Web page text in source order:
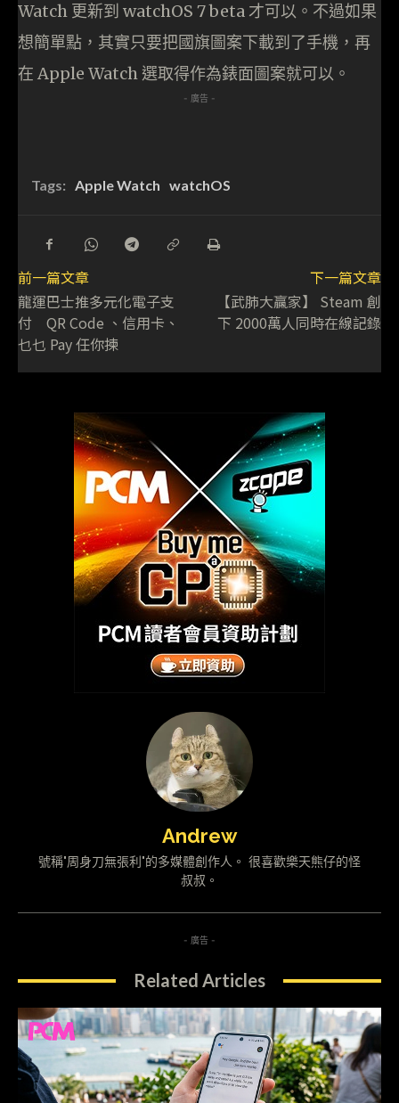
Watch 更新到 watchOS 7 beta 才可以。不過如果
想簡單點，其實只要把國旗圖案下載到了手機，再
在 Apple Watch 選取得作為錶面圖案就可以。
- 廣告 -
Tags: Apple Watch watchOS
前一篇文章
龍運巴士推多元化電子支
付 QR Code 、信用卡、
乜乜 Pay 任你揀
下一篇文章
【武肺大贏家】 Steam 創
下 2000萬人同時在線記錄
Andrew
號稱"周身刀無張利"的多媒體創作人。 很喜歡樂天熊仔的怪
叔叔。
- 廣告 -
Related Articles